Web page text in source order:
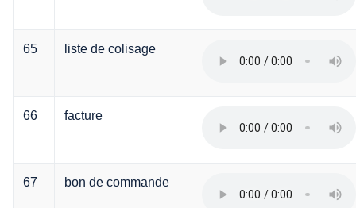
65 liste de colisage
66 facture
67 bon de commande